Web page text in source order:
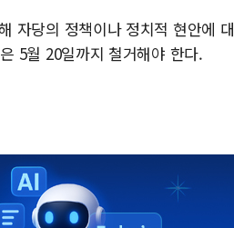
자당의 정책이나 정치적 현안에 대
5월 20일까지 철거해야 한다.